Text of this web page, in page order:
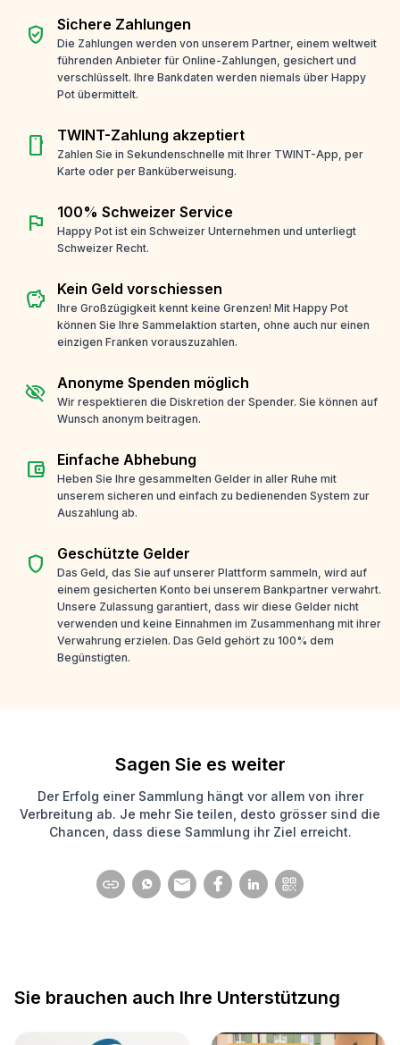
verified_user Sichere Zahlungen
Die Zahlungen werden von unserem Partner, einem weltweit
führenden Anbieter für Online-Zahlungen, gesichert und
verschlüsselt. Ihre Bankdaten werden niemals über Happy
Pot übermittelt.
smartphone TWINT-Zahlung akzeptiert
Zahlen Sie in Sekundenschnelle mit Ihrer TWINT-App, per
Karte oder per Banküberweisung.
flag 100% Schweizer Service
Happy Pot ist ein Schweizer Unternehmen und unterliegt
Schweizer Recht.
savings Kein Geld vorschiessen
Ihre Großzügigkeit kennt keine Grenzen! Mit Happy Pot
können Sie Ihre Sammelaktion starten, ohne auch nur einen
einzigen Franken vorauszuzahlen.
visibility_off Anonyme Spenden möglich
Wir respektieren die Diskretion der Spender. Sie können auf
Wunsch anonym beitragen.
account_balance_wallet Einfache Abhebung
Heben Sie Ihre gesammelten Gelder in aller Ruhe mit
unserem sicheren und einfach zu bedienenden System zur
Auszahlung ab.
shield Geschützte Gelder
Das Geld, das Sie auf unserer Plattform sammeln, wird auf
einem gesicherten Konto bei unserem Bankpartner verwahrt.
Unsere Zulassung garantiert, dass wir diese Gelder nicht
verwenden und keine Einnahmen im Zusammenhang mit ihrer
Verwahrung erzielen. Das Geld gehört zu 100% dem
Begünstigten.
Sagen Sie es weiter
Der Erfolg einer Sammlung hängt vor allem von ihrer
Verbreitung ab. Je mehr Sie teilen, desto grösser sind die
Chancen, dass diese Sammlung ihr Ziel erreicht.
Sie brauchen auch Ihre Unterstützung